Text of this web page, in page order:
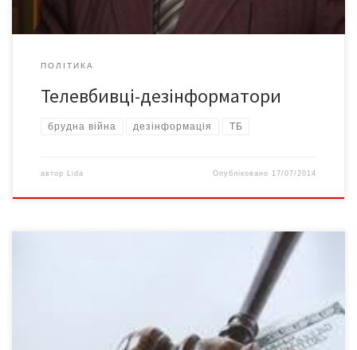
ПОЛІТИКА
Телевбивці-дезінформатори
брудна війна дезінформація ТБ
автор Lida Опубліковано 17/07/2014
Саме так слово «мільйон» написано у позовній заяві прописом,
а в цифровому варіанті не вистачає одного нуля… Позавчора,
15 липня, у Першотравневому районному суді м. Чернівці
розпочався розгляд позову п. Вакарюка до журналістів і